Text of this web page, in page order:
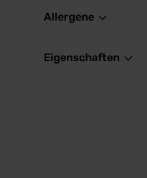
Allergene
Eigenschaften